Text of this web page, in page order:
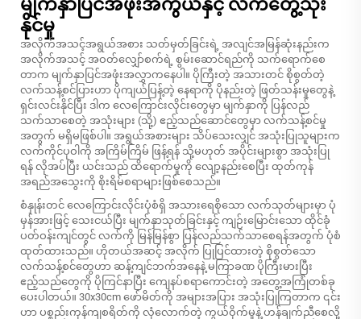
မျက်နှာပြင်အဖုံးအကွယ်နှင့် လက်တွေ့သုံး
နိုင်မှု
အလိုက်အသင့်အရွယ်အစား သတ်မှတ်ခြင်းရဲ့ အလျင်အမြန်ဆုံးနည်းက
အလိုက်အသင့် အဝတ်လျှော်စက်ရဲ့ စွမ်းဆောင်ရည်ကို သက်ရောက်စေ
တာက မျက်နှာပြင်အဖုံးအလွှာကနေပါ။ ပိုကြီးတဲ့ အသားတင် စိုစွတ်တဲ့
လက်သန့်စင်ပြားဟာ ပိုကျယ်ပြန့်တဲ့ နေရာကို ပိုနည်းတဲ့ ဖြတ်သန်းမှုတွေနဲ့
ရှင်းလင်းနိုင်ပြီး ဒါက လေကြောင်းလိုင်းတွေမှာ မျက်နှာကို ပြန်လည်
သက်သာစေတဲ့ အသုံးများ (သို့) ဧည့်သည်ဆောင်တွေမှာ လက်သန့်စင်မှု
အတွက် မရှိမဖြစ်ပါ။ အရွယ်အစားများ သိပ်သေးလျှင် အသုံးပြုသူများက
လက်ကိုင်ပုဝါကို အကြိမ်ကြိမ် ဖြန့်ရန် သို့မဟုတ် အပိုင်းများစွာ အသုံးပြု
ရန် လိုအပ်ပြီး ယင်းသည် ထိရောက်မှုကို လျော့နည်းစေပြီး ထုတ်ကုန်
အရည်အသွေးကို စိုးရိမ်စရာများဖြစ်စေသည်။
စံနှုန်းတင် လေကြောင်းလိုင်းပုံစံရှိ အသားရေစိုသော လက်သုတ်များမှာ ပုံ
မှန်အားဖြင့် သေးငယ်ပြီး မျက်နှာသုတ်ခြင်းနှင့် ကျဉ်းမြောင်းသော ထိုင်ခုံ
ပတ်ဝန်းကျင်တွင် လက်ကို မြန်မြန်စွာ ပြန်လည်သက်သာစေရန်အတွက် ပုံစံ
ထုတ်ထားသည်။ ဟိုတယ်အဆင့် အလိုက် ပြုပြင်ထားတဲ့ စိုစွတ်သော
လက်သန့်စင်တွေဟာ ဆန့်ကျင်ဘက်အနေနဲ့ မကြာခဏ ပိုကြီးမားပြီး
ဧည့်သည်တွေကို ပိုကြင်နာပြီး ကျေနပ်စရာကောင်းတဲ့ အတွေ့အကြုံတစ်ခု
ပေးပါတယ်။ 30x30cm ဖော်မိတ်ကို အများအပြား အသုံးပြုကြတာက ၎င်း
ဟာ ပစ္စည်းကုန်ကျစရိတ်ကို လုံလောက်တဲ့ ကွယ်ဝိုက်မှုနဲ့ ဟန်ချက်ညီစေလို့